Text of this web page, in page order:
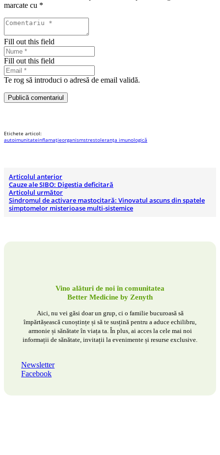
marcate cu *
Fill out this field
Fill out this field
Te rog să introduci o adresă de email validă.
Publică comentariul
Etichete articol:
autoimunitateinflamațieorganismstrestoleranța imunologică
Articolul anterior
Cauze ale SIBO: Digestia deficitară
Articolul următor
Sindromul de activare mastocitară: Vinovatul ascuns din spatele
simptomelor misterioase multi-sistemice
Vino alături de noi în comunitatea
Better Medicine by Zenyth
Aici, nu vei găsi doar un grup, ci o familie bucuroasă să
împărtășească cunoștințe și să te susțină pentru a aduce echilibru,
armonie și sănătate în viața ta. În plus, ai acces la cele mai noi
informații de sănătate, invitații la evenimente și resurse exclusive.
Newsletter
Facebook